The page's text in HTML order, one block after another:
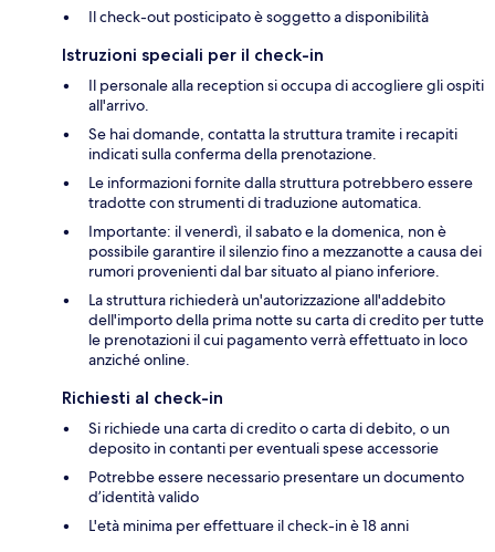
Il check-out posticipato è soggetto a disponibilità
Istruzioni speciali per il check-in
Il personale alla reception si occupa di accogliere gli ospiti
all'arrivo.
Se hai domande, contatta la struttura tramite i recapiti
indicati sulla conferma della prenotazione.
Le informazioni fornite dalla struttura potrebbero essere
tradotte con strumenti di traduzione automatica.
Importante: il venerdì, il sabato e la domenica, non è
possibile garantire il silenzio fino a mezzanotte a causa dei
rumori provenienti dal bar situato al piano inferiore.
La struttura richiederà un'autorizzazione all'addebito
dell'importo della prima notte su carta di credito per tutte
le prenotazioni il cui pagamento verrà effettuato in loco
anziché online.
Richiesti al check-in
Si richiede una carta di credito o carta di debito, o un
deposito in contanti per eventuali spese accessorie
Potrebbe essere necessario presentare un documento
d’identità valido
L'età minima per effettuare il check-in è 18 anni